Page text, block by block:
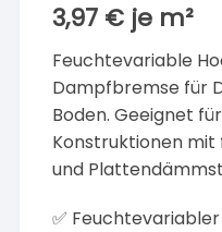
3,97 € je m²
Feuchtevariable
Dampfbremse für
Boden. Geeignet
Konstruktionen
und
✅